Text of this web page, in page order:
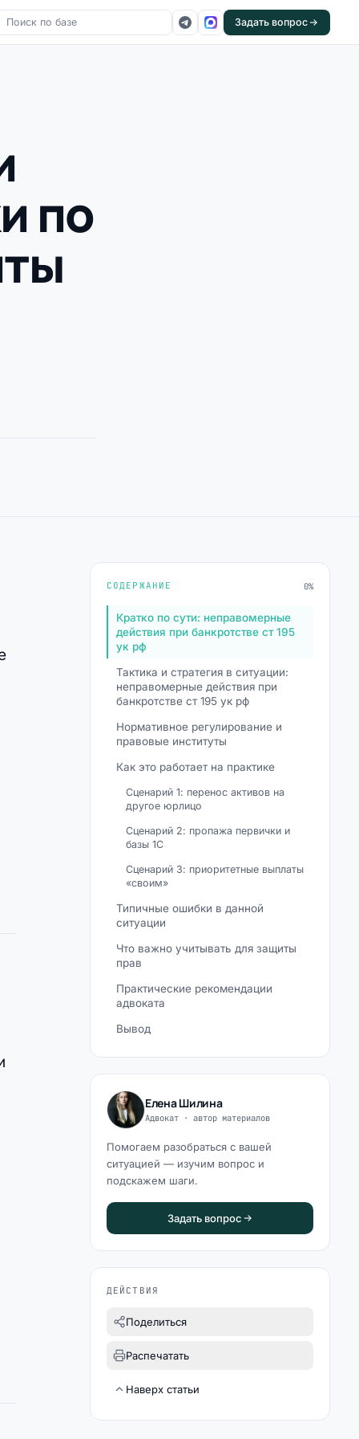
Задать вопрос
по
СОДЕРЖАНИЕ 0%
Кратко по сути: неправомерные
действия при банкротстве ст 195
ук рф
Тактика и стратегия в ситуации:
неправомерные действия при
банкротстве ст 195 ук рф
Нормативное регулирование и
правовые институты
Как это работает на практике
Сценарий 1: перенос активов на
другое юрлицо
Сценарий 2: пропажа первички и
базы 1С
Сценарий 3: приоритетные выплаты
«своим»
Типичные ошибки в данной
ситуации
Что важно учитывать для защиты
прав
Практические рекомендации
адвоката
Вывод
Елена Шилина
Адвокат · автор материалов
Помогаем разобраться с вашей
ситуацией — изучим вопрос и
подскажем шаги.
Задать вопрос
ДЕЙСТВИЯ
Поделиться
Распечатать
Наверх статьи